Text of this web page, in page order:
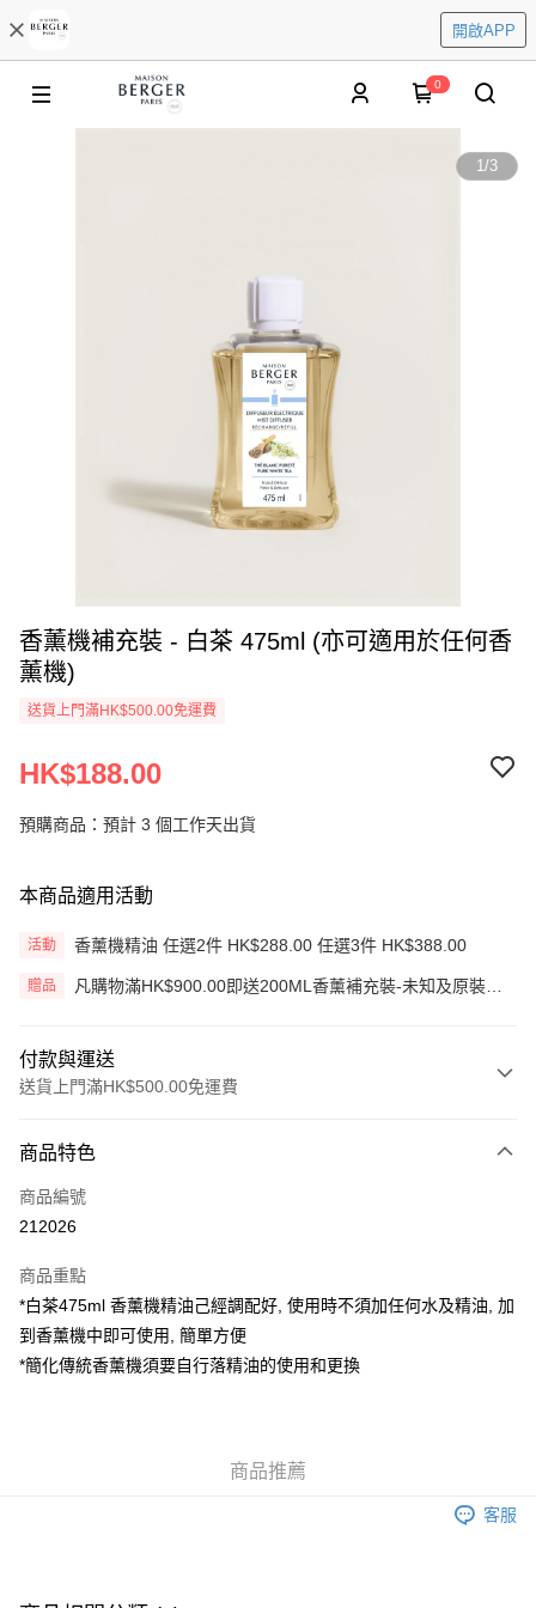
開啟APP
0
1/3
香薰機補充裝 - 白茶 475ml (亦可適用於任何香
薰機)
送貨上門滿HK$500.00免運費
HK$188.00
預購商品：預計 3 個工作天出貨
本商品適用活動
活動 香薰機精油 任選2件 HK$288.00 任選3件 HK$388.00
贈品
凡購物滿HK$900.00即送200ML香薰補充裝-未知及原裝藤
付款與運送
送貨上門滿HK$500.00免運費
信用卡
AlipayHK
送貨方式
可選擇宅配, 順豐智能櫃, 順豐自提點等 , 如須智能樻提貨請輸入順
付款後門市自取 (大約需時3-5個工作天送達所選店舖, 客人會收到S
商品特色
商品編號
212026
商品重點
*白茶475ml 香薰機精油己經調配好, 使用時不須加任何水及精油, 加
到香薰機中即可使用, 簡單方便
*簡化傳統香薰機須要自行落精油的使用和更換
商品推薦
客服